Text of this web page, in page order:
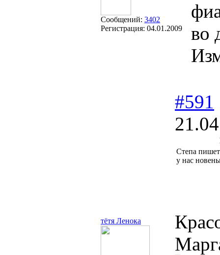
Сообщений: 3402
Регистрация: 04.01.2009
во
тётя Ленока
#591
Степа
у нас